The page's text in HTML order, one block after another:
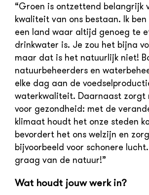
“Groen is ontzettend belangrijk
kwaliteit van ons bestaan. Ik
een land waar altijd genoeg te
drinkwater is. Je zou het bijna
maar dat is het natuurlijk niet!
natuurbeheerders en
elke dag aan de
waterkwaliteit. Daarnaast zorgt
voor gezondheid: met de
klimaat houdt het onze steden
bevordert het ons welzijn en
bijvoorbeeld voor schonere
graag van de natuur!”
Wat houdt jouw werk in?